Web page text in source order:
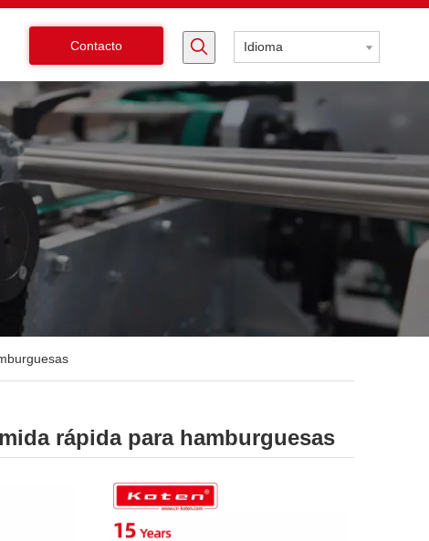
Contacto Idioma
rápida para hamburguesas